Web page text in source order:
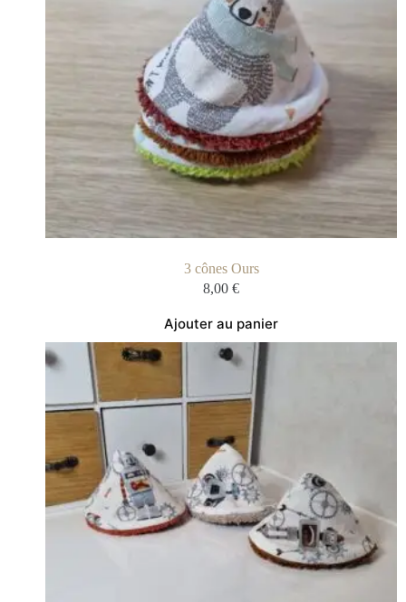
3 cônes Ours
8,00 €
Ajouter au panier